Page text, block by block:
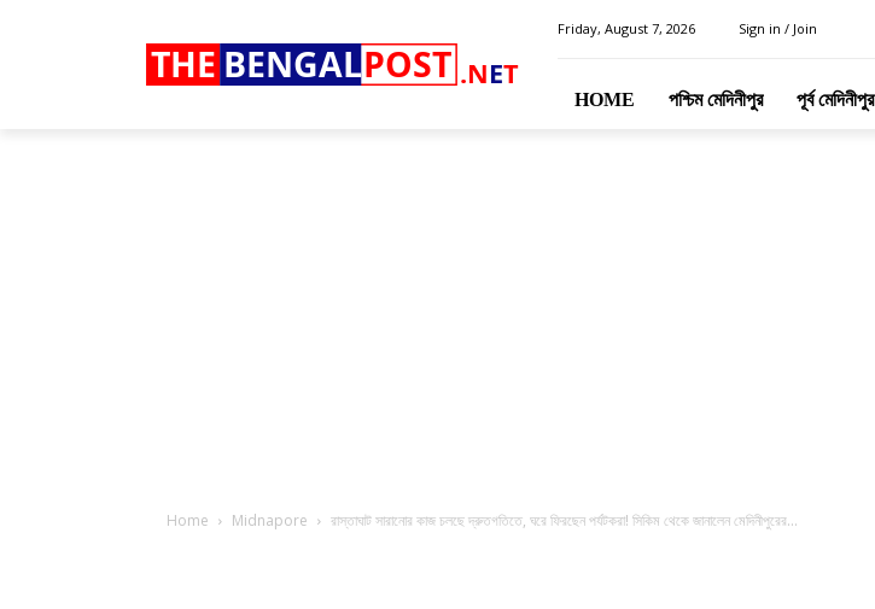
.NET
THE BENGALPOST
Friday, August 7, 2026 Sign in / Join
HOME পশ্চিম মেদিনীপুর পূর্ব মেদিনীপুর
Home Midnapore রাস্তাঘাট সারানোর কাজ চলছে দ্রুতগতিতে, ঘরে ফিরছেন পর্যটকরা! সিকিম থেকে জানালেন মেদিনীপুরের...